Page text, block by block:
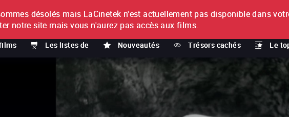
Les listes de Nouveautés Trésors cachés Le
ABONNEMENT
désolés mais LaCinetek n'est actuellement pas disponible dans
notre site mais vous n'aurez pas accès aux films.